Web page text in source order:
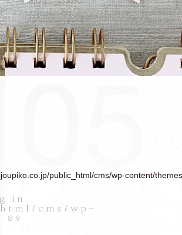
public_html/cms/wp-content/
in
cms/wp-
89